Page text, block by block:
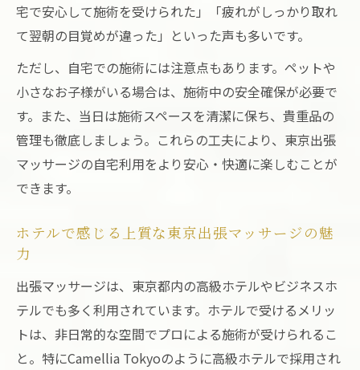
宅で安心して施術を受けられた」「疲れがしっかり取れ
て翌朝の目覚めが違った」といった声も多いです。
ただし、自宅での施術には注意点もあります。ペットや
小さなお子様がいる場合は、施術中の安全確保が必要で
す。また、当日は施術スペースを清潔に保ち、貴重品の
管理も徹底しましょう。これらの工夫により、東京出張
マッサージの自宅利用をより安心・快適に楽しむことが
できます。
ホテルで感じる上質な東京出張マッサージの魅
力
出張マッサージは、東京都内の高級ホテルやビジネスホ
テルでも多く利用されています。ホテルで受けるメリッ
トは、非日常的な空間でプロによる施術が受けられるこ
と。特にCamellia Tokyoのように高級ホテルで採用され